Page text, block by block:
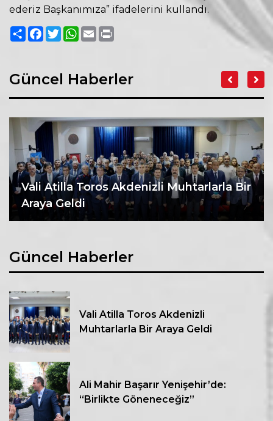
ederiz Başkanımıza” ifadelerini kullandı.
PaylaşFacebook
TwitterWhatsApp
Email
Güncel Haberler
Vali Atilla Toros Akdenizli Muhtarlarla Bir
Araya Geldi
Güncel Haberler
Vali Atilla Toros Akdenizli
Muhtarlarla Bir Araya Geldi
Ali Mahir Başarır Yenişehir’de:
“Birlikte Göneneceğiz”